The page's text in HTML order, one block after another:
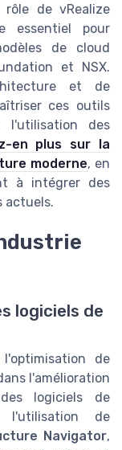
rôle de vRealize
essentiel pour
de cloud
et NSX.
et de
ces outils
l'utilisation des
en plus sur la
moderne, en
à intégrer des
actuels.
logiciels de
de
l'amélioration
logiciels de
l'utilisation de
Navigator,